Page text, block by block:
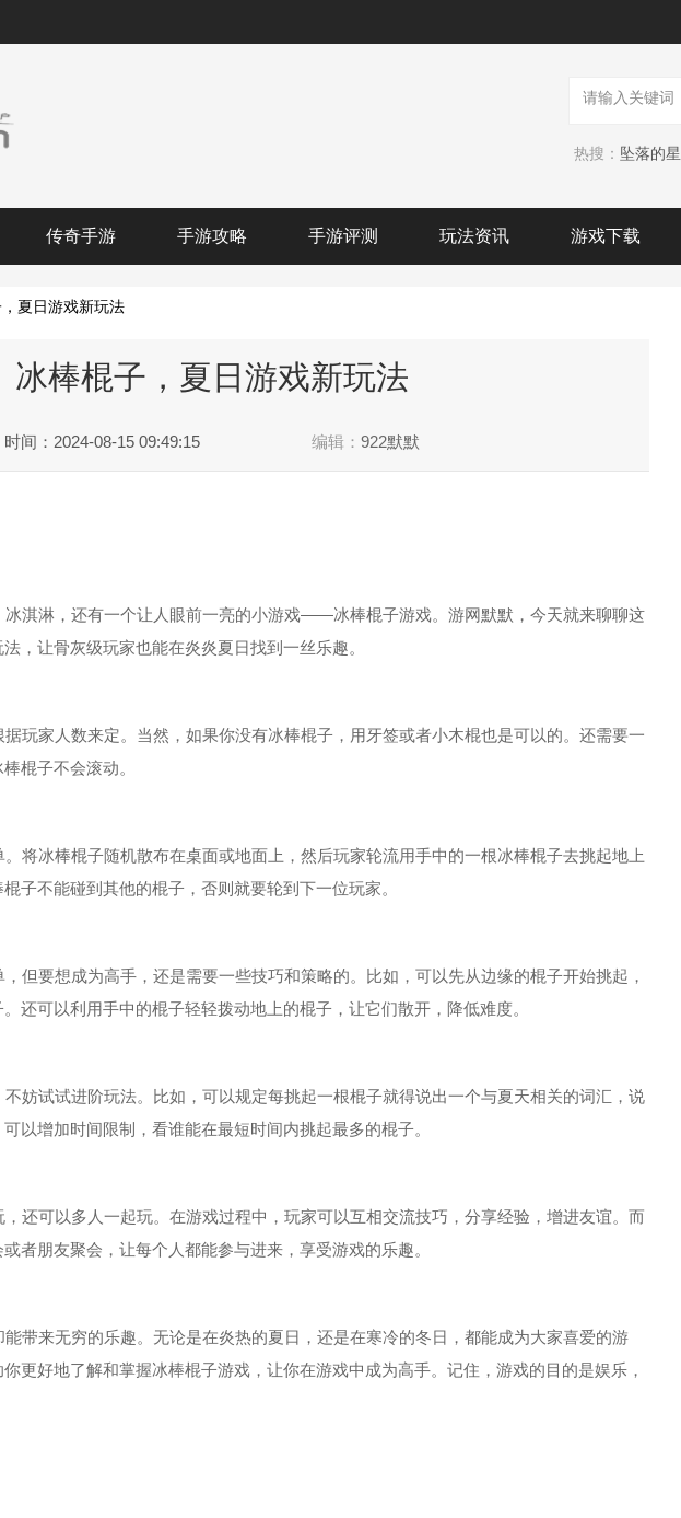
热搜： 坠落的星
传奇手游 手游攻略 手游评测 玩法资讯 游戏下载
夏日游戏新玩法
冰棒棍子，夏日游戏新玩法
时间：2024-08-15 09:49:15 编辑： 922默默
淇淋，还有一个让人眼前一亮的小游戏——冰棒棍子游戏。游网默默，今天就来聊聊这
，让骨灰级玩家也能在炎炎夏日找到一丝乐趣。
玩家人数来定。当然，如果你没有冰棒棍子，用牙签或者小木棍也是可以的。还需要一
棍子不会滚动。
将冰棒棍子随机散布在桌面或地面上，然后玩家轮流用手中的一根冰棒棍子去挑起地上
子不能碰到其他的棍子，否则就要轮到下一位玩家。
但要想成为高手，还是需要一些技巧和策略的。比如，可以先从边缘的棍子开始挑起，
还可以利用手中的棍子轻轻拨动地上的棍子，让它们散开，降低难度。
妨试试进阶玩法。比如，可以规定每挑起一根棍子就得说出一个与夏天相关的词汇，说
以增加时间限制，看谁能在最短时间内挑起最多的棍子。
还可以多人一起玩。在游戏过程中，玩家可以互相交流技巧，分享经验，增进友谊。而
者朋友聚会，让每个人都能参与进来，享受游戏的乐趣。
带来无穷的乐趣。无论是在炎热的夏日，还是在寒冷的冬日，都能成为大家喜爱的游
更好地了解和掌握冰棒棍子游戏，让你在游戏中成为高手。记住，游戏的目的是娱乐，